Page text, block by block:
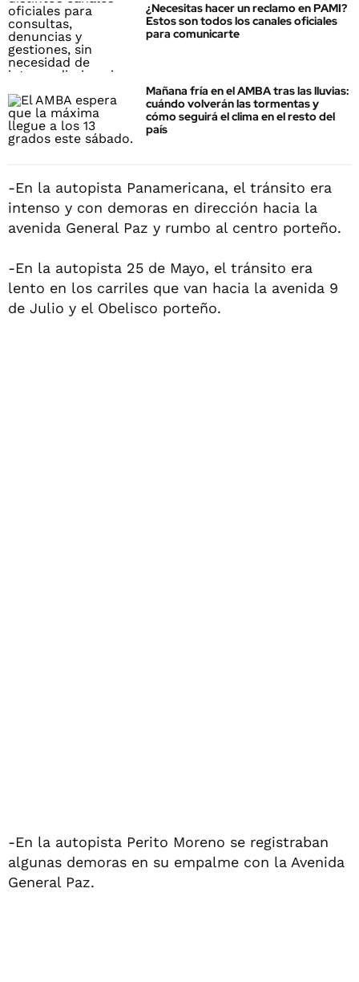
¿Necesitas hacer un reclamo en PAMI?
Estos son todos los canales oficiales
para comunicarte
Mañana fría en el AMBA tras las lluvias:
cuándo volverán las tormentas y
cómo seguirá el clima en el resto del
país
-En la autopista Panamericana, el tránsito era
intenso y con demoras en dirección hacia la
avenida General Paz y rumbo al centro porteño.
-En la autopista 25 de Mayo, el tránsito era
lento en los carriles que van hacia la avenida 9
de Julio y el Obelisco porteño.
-En la autopista Perito Moreno se registraban
algunas demoras en su empalme con la Avenida
General Paz.